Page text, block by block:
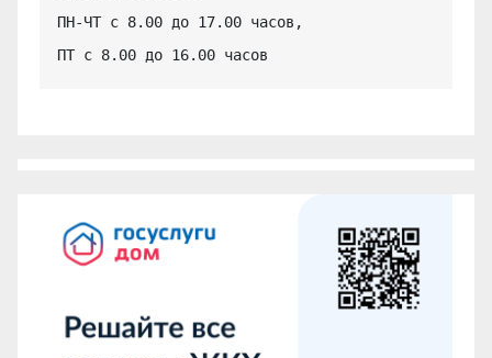
ПН-ЧТ с 8.00 до 17.00 часов,
ПТ с 8.00 до 16.00 часов